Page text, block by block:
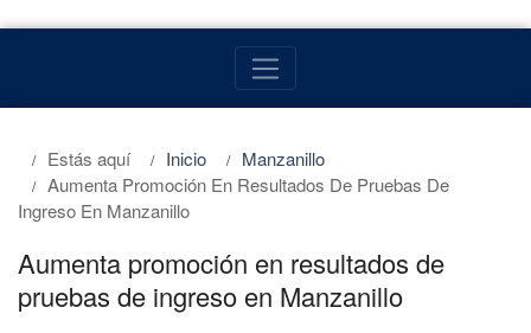
Estás aquí Inicio
Manzanillo
Aumenta Promoción En Resultados De Pruebas De
Ingreso En Manzanillo
Aumenta promoción en resultados de
pruebas de ingreso en Manzanillo